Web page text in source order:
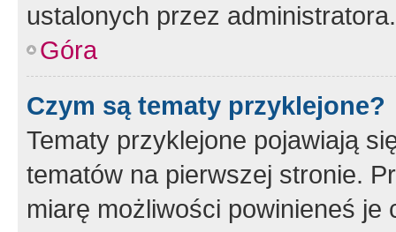
ustalonych przez administratora.
Góra
Czym są tematy przyklejone?
Tematy przyklejone pojawiają
tematów na pierwszej stronie.
miarę możliwości powinieneś je